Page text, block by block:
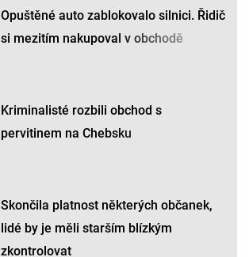
Opuštěné auto zablokovalo silnici. Řidič
si mezitím nakupoval v obchodě
Kriminalisté rozbili obchod s
pervitinem na Chebsku
Skončila platnost některých občanek,
lidé by je měli starším blízkým
zkontrolovat